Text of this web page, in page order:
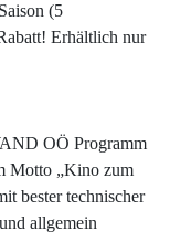
(5
Erhältlich nur
OÖ Programm
Motto „Kino zum
bester technischer
allgemein